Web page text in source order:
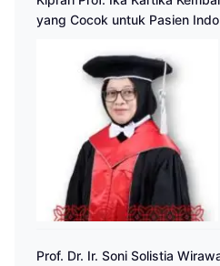
yang Cocok untuk Pasien
Prof. Dr. Ir. Soni Solistia